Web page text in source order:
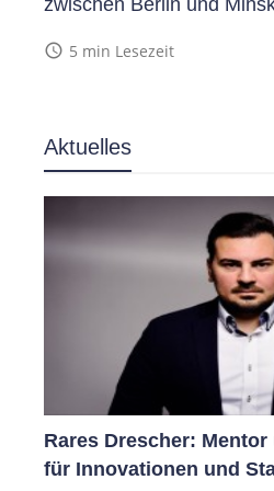
zwischen Berlin und
access_time 5 min Lesezeit
Aktuelles
Rares Drescher:
für Innovationen und